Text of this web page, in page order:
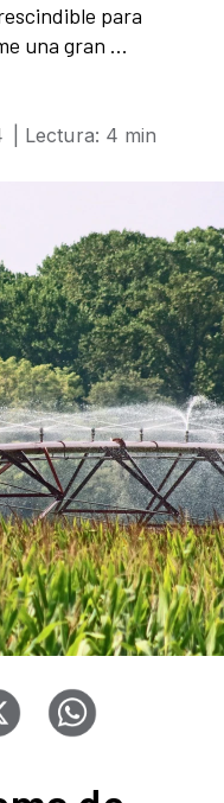
para
una gran ...
| Lectura: 4 min